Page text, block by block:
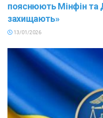
пояснюють Мінфін та
захищають»
13/01/2026